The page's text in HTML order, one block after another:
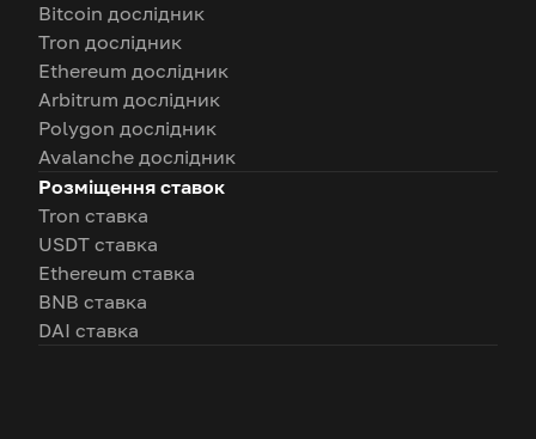
Bitcoin дослідник
Tron дослідник
Ethereum дослідник
Arbitrum дослідник
Polygon дослідник
Avalanche дослідник
Розміщення ставок
Tron ставка
USDT ставка
Ethereum ставка
BNB ставка
DAI ставка